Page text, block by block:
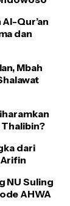
Qur’an
dan
Mbah
dari
NU Suling
AHWA